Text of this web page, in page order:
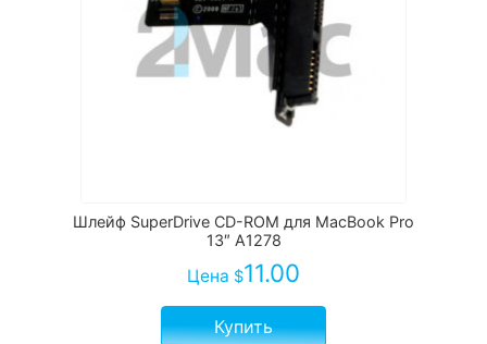
Шлейф SuperDrive CD-ROM для MacBook Pro
13″ A1278
Цена $11.00
Купить